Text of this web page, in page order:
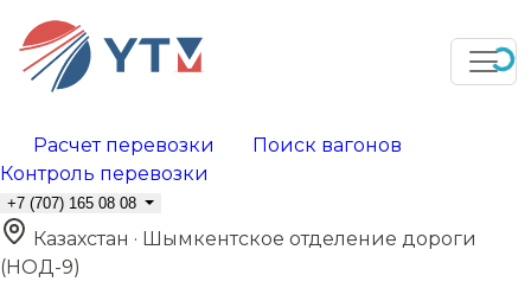
Расчет перевозки
Поиск вагонов
Контроль перевозки
+7 (707) 165 08 08
Казахстан · Шымкентское отделение дороги
(НОД-9)